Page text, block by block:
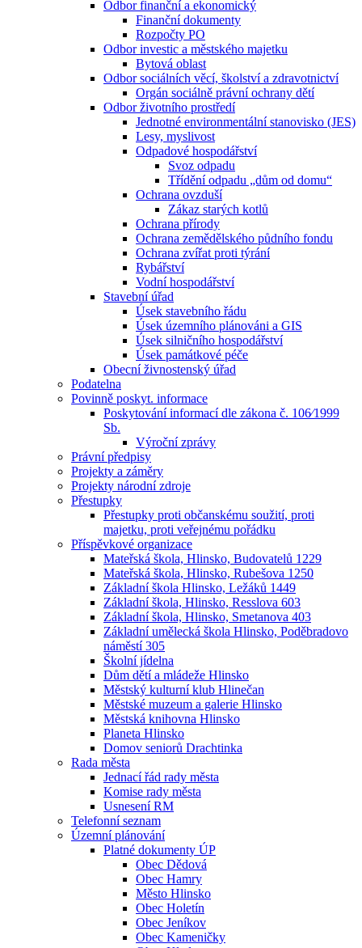
Odbor finanční a ekonomický
Finanční dokumenty
Rozpočty PO
Odbor investic a městského majetku
Bytová oblast
Odbor sociálních věcí, školství a zdravotnictví
Orgán sociálně právní ochrany dětí
Odbor životního prostředí
Jednotné environmentální stanovisko (JES)
Lesy, myslivost
Odpadové hospodářství
Svoz odpadu
Třídění odpadu „dům od domu“
Ochrana ovzduší
Zákaz starých kotlů
Ochrana přírody
Ochrana zemědělského půdního fondu
Ochrana zvířat proti týrání
Rybářství
Vodní hospodářství
Stavební úřad
Úsek stavebního řádu
Úsek územního plánováni a GIS
Úsek silničního hospodářství
Úsek památkové péče
Obecní živnostenský úřad
Podatelna
Povinně poskyt. informace
Poskytování informací dle zákona č. 106⁄1999
Sb.
Výroční zprávy
Právní předpisy
Projekty a záměry
Projekty národní zdroje
Přestupky
Přestupky proti občanskému soužití, proti
majetku, proti veřejnému pořádku
Příspěvkové organizace
Mateřská škola, Hlinsko, Budovatelů 1229
Mateřská škola, Hlinsko, Rubešova 1250
Základní škola Hlinsko, Ležáků 1449
Základní škola, Hlinsko, Resslova 603
Základní škola, Hlinsko, Smetanova 403
Základní umělecká škola Hlinsko, Poděbradovo
náměstí 305
Školní jídelna
Dům dětí a mládeže Hlinsko
Městský kulturní klub Hlinečan
Městské muzeum a galerie Hlinsko
Městská knihovna Hlinsko
Planeta Hlinsko
Domov seniorů Drachtinka
Rada města
Jednací řád rady města
Komise rady města
Usnesení RM
Telefonní seznam
Územní plánování
Platné dokumenty ÚP
Obec Dědová
Obec Hamry
Město Hlinsko
Obec Holetín
Obec Jeníkov
Obec Kameničky